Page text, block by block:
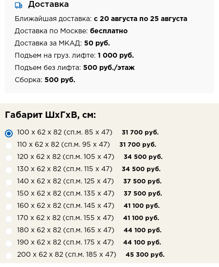
Доставка
Ближайшая доставка: с 20 августа по 25 августа
Доставка по Москве: бесплатно
Доставка за МКАД: 50 руб.
Подъем на груз. лифте: 1 000 руб.
Подъем без лифта: 500 руб./этаж
Сборка: 500 руб.
Габарит ШхГхВ, см:
100 х 62 х 82 (сп.м. 85 х 47) 31 700 руб.
110 х 62 х 82 (сп.м. 95 х 47) 31 700 руб.
120 х 62 х 82 (сп.м. 105 х 47) 34 500 руб.
130 х 62 х 82 (сп.м. 115 х 47) 34 500 руб.
140 х 62 х 82 (сп.м. 125 х 47) 37 500 руб.
150 х 62 х 82 (сп.м. 135 х 47) 37 500 руб.
160 х 62 х 82 (сп.м. 145 х 47) 41 100 руб.
170 х 62 х 82 (сп.м. 155 х 47) 41 100 руб.
180 х 62 х 82 (сп.м. 165 х 47) 44 100 руб.
190 х 62 х 82 (сп.м. 175 х 47) 44 100 руб.
200 х 62 х 82 (сп.м. 185 х 47) 45 300 руб.